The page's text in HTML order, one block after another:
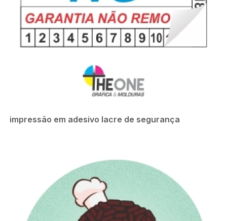
impressão em adesivo lacre de segurança